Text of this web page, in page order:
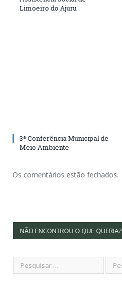
Limoeiro do Ajuru
3ª Conferência Municipal de
Meio Ambiente
Os comentários estão fechados.
NÃO ENCONTROU O QUE QUERIA?